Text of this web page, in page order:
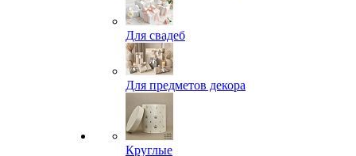
Для свадеб
Для предметов декора
Круглые